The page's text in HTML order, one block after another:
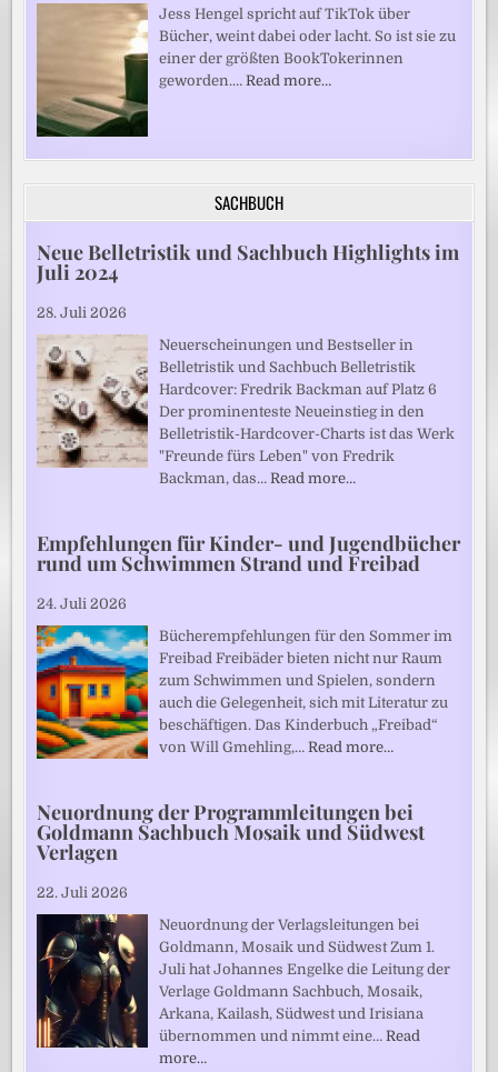
Jess Hengel spricht auf TikTok über
Bücher, weint dabei oder lacht. So ist sie zu
einer der größten BookTokerinnen
geworden.…Read more…
SACHBUCH
Neue Belletristik und Sachbuch Highlights im
Juli 2024
28. Juli 2026
Neuerscheinungen und Bestseller in
Belletristik und Sachbuch Belletristik
Hardcover: Fredrik Backman auf Platz 6
Der prominenteste Neueinstieg in den
Belletristik-Hardcover-Charts ist das Werk
"Freunde fürs Leben" von Fredrik
Backman, das…Read more…
Empfehlungen für Kinder- und Jugendbücher
rund um Schwimmen Strand und Freibad
24. Juli 2026
Bücherempfehlungen für den Sommer im
Freibad Freibäder bieten nicht nur Raum
zum Schwimmen und Spielen, sondern
auch die Gelegenheit, sich mit Literatur zu
beschäftigen. Das Kinderbuch „Freibad“
von Will Gmehling,…Read more…
Neuordnung der Programmleitungen bei
Goldmann Sachbuch Mosaik und Südwest
Verlagen
22. Juli 2026
Neuordnung der Verlagsleitungen bei
Goldmann, Mosaik und Südwest Zum 1.
Juli hat Johannes Engelke die Leitung der
Verlage Goldmann Sachbuch, Mosaik,
Arkana, Kailash, Südwest und Irisiana
übernommen und nimmt eine…Read
more…